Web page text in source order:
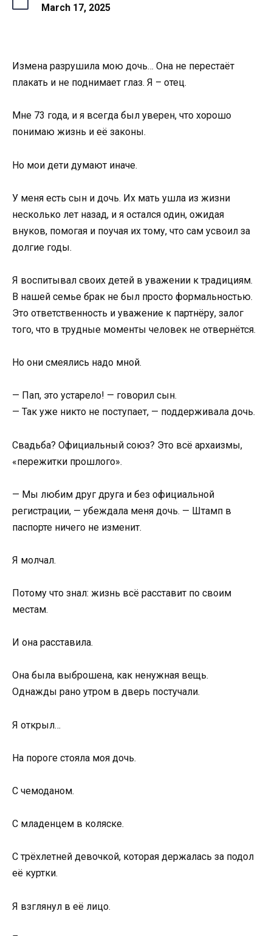
March 17, 2025
Измена разрушила мою дочь… Она не перестаёт
плакать и не поднимает глаз. Я – отец.
Мне 73 года, и я всегда был уверен, что хорошо
понимаю жизнь и её законы.
Но мои дети думают иначе.
У меня есть сын и дочь. Их мать ушла из жизни
несколько лет назад, и я остался один, ожидая
внуков, помогая и поучая их тому, что сам усвоил за
долгие годы.
Я воспитывал своих детей в уважении к традициям.
В нашей семье брак не был просто формальностью.
Это ответственность и уважение к партнёру, залог
того, что в трудные моменты человек не отвернётся.
Но они смеялись надо мной.
— Пап, это устарело! — говорил сын.
— Так уже никто не поступает, — поддерживала дочь.
Свадьба? Официальный союз? Это всё архаизмы,
«пережитки прошлого».
— Мы любим друг друга и без официальной
регистрации, — убеждала меня дочь. — Штамп в
паспорте ничего не изменит.
Я молчал.
Потому что знал: жизнь всё расставит по своим
местам.
И она расставила.
Она была выброшена, как ненужная вещь.
Однажды рано утром в дверь постучали.
Я открыл…
На пороге стояла моя дочь.
С чемоданом.
С младенцем в коляске.
С трёхлетней девочкой, которая держалась за подол
её куртки.
Я взглянул в её лицо.